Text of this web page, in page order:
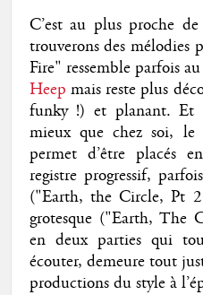
C’est au plus proche
trouverons des mélodies
Fire" ressemble parfois
Heep mais reste plus
funky !) et planant. Et
mieux que chez soi, le
permet d’être placés
registre progressif,
("Earth, the Circle, Pt
grotesque ("Earth,
en deux parties qui
écouter, demeure tout
productions du style à